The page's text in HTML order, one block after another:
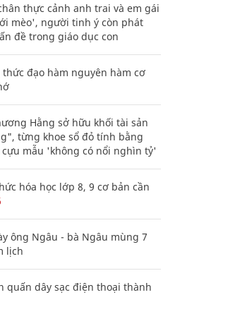
thực cảnh anh trai và em gái
mèo', người tinh ý còn phát
đề trong giáo dục con
thức đạo hàm nguyên hàm cơ
Hằng sở hữu khối tài sản
từng khoe sổ đỏ tính bằng
mẫu 'không có nổi nghìn tỷ'
hóa học lớp 8, 9 cơ bản cần
ông Ngâu - bà Ngâu mùng 7
lịch
quấn dây sạc điện thoại thành